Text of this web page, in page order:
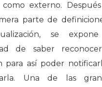
externo.
parte de
se
de saber
para así poder
Una de las